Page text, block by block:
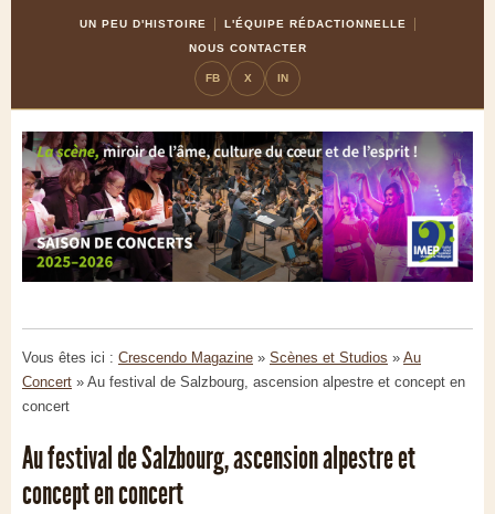
UN PEU D'HISTOIRE
L'ÉQUIPE RÉDACTIONNELLE
NOUS CONTACTER
FB X IN
Vous êtes ici : Crescendo Magazine » Scènes et Studios » Au
Concert » Au festival de Salzbourg, ascension alpestre et concept en
concert
Au festival de Salzbourg, ascension alpestre et
concept en concert